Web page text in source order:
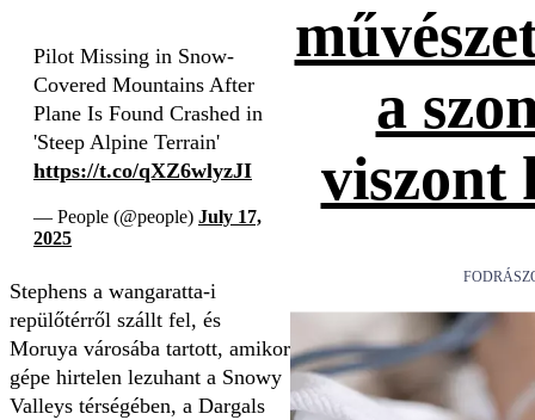
Pilot Missing in Snow-
Covered Mountains After
Plane Is Found Crashed in
'Steep Alpine Terrain'
https://t.co/qXZ6wlyzJI
— People (@people) July 17,
2025
Stephens a wangaratta-i
repülőtérről szállt fel, és
Moruya városába tartott, amikor
gépe hirtelen lezuhant a Snowy
Valleys térségében, a Dargals
a
viszont